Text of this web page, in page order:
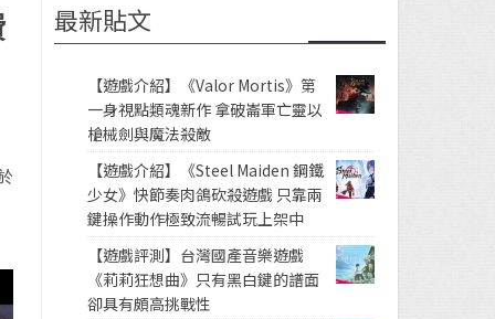
最新貼文
【遊戲介紹】《Valor Mortis》第
一身視點類魂新作 拿破崙軍亡靈以
槍械劍與魔法殺敵
【遊戲介紹】《Steel Maiden 鋼鐵
少女》快節奏肉鴿砍殺遊戲 只靠兩
鍵操作動作極致流暢試玩上架中
【遊戲評測】台灣國產音樂遊戲
《莉莉狂想曲》只有黑白鍵的譜面
卻具有頗高挑戰性